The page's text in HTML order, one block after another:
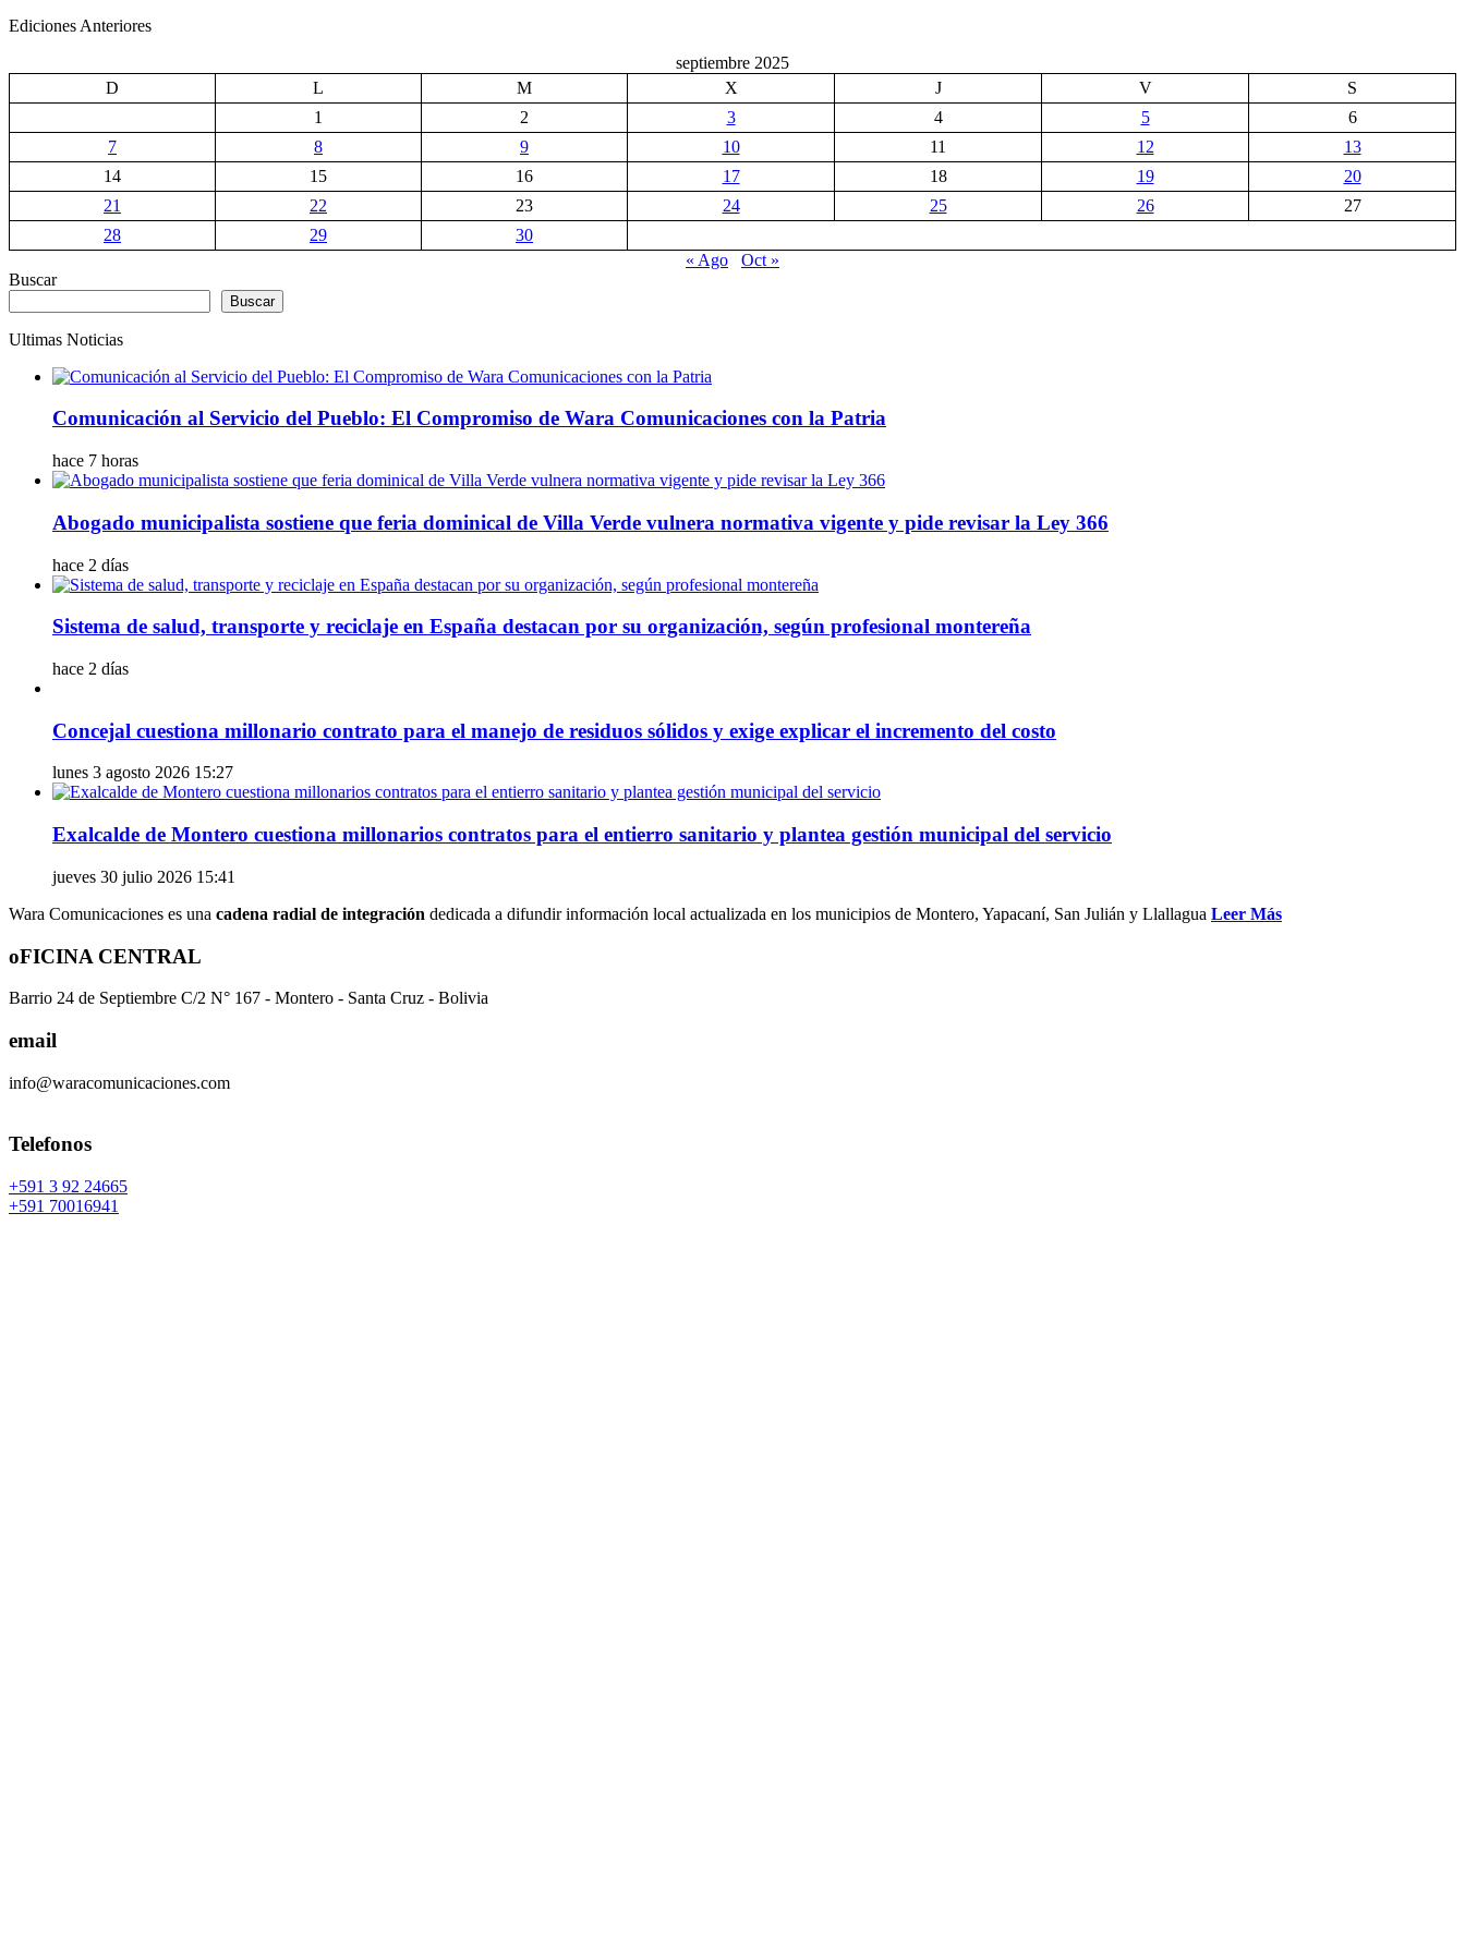
Ediciones Anteriores
septiembre 2025
D
L M X J V
S
1
2 3 4 5
6
7
8 9 10 11 12
13
14
15 16 17 18 19
20
21
22 23 24 25 26
27
28
29
30
« Ago
Oct »
Buscar
Buscar
Ultimas Noticias
Comunicación al Servicio del Pueblo: El Compromiso de Wara Comunicaciones con la Patria
hace 7 horas
Abogado municipalista sostiene que feria dominical de Villa Verde vulnera normativa vigente y pide revisar la Ley 366
hace 2 días
Sistema de salud, transporte y reciclaje en España destacan por su organización, según profesional montereña
hace 2 días
Concejal cuestiona millonario contrato para el manejo de residuos sólidos y exige explicar el incremento del costo
lunes 3 agosto 2026 15:27
Exalcalde de Montero cuestiona millonarios contratos para el entierro sanitario y plantea gestión municipal del servicio
jueves 30 julio 2026 15:41
Wara Comunicaciones es una cadena radial de integración dedicada a difundir información local actualizada en los municipios de Montero, Yapacaní, San Julián y Llallagua Leer Más
oFICINA CENTRAL
Barrio 24 de Septiembre C/2 N° 167 - Montero - Santa Cruz - Bolivia
email
info@waracomunicaciones.com
Telefonos
+591 3 92 24665
+591 70016941